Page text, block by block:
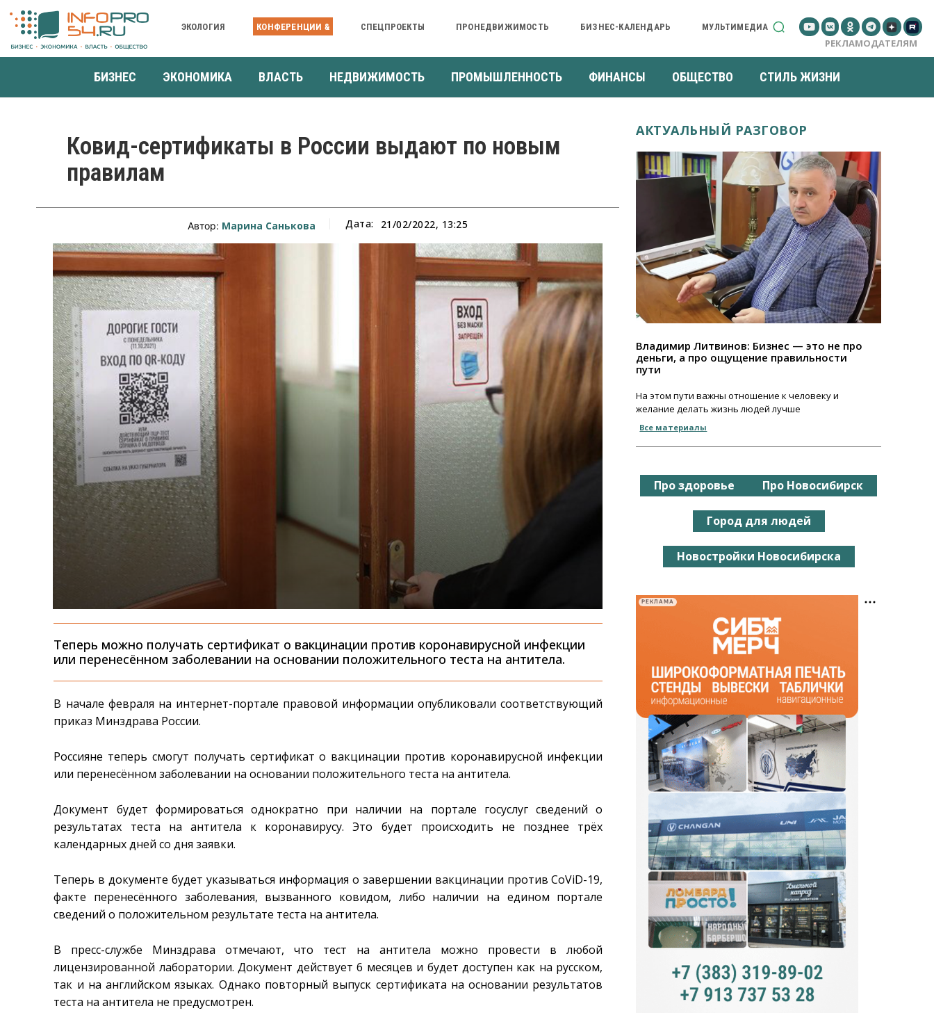
ЭКОЛОГИЯ КОНФЕРЕНЦИИ & СПЕЦПРОЕКТЫ ПРОНЕДВИЖИМОСТЬ БИЗНЕС-КАЛЕНДАРЬ МУЛЬТИМЕДИА
РЕКЛАМОДАТЕЛЯМ
БИЗНЕС ЭКОНОМИКА ВЛАСТЬ НЕДВИЖИМОСТЬ ПРОМЫШЛЕННОСТЬ ФИНАНСЫ ОБЩЕСТВО СТИЛЬ ЖИЗНИ
Ковид-сертификаты в России выдают по новым
правилам
Автор: Марина Санькова Дата: 21/02/2022, 13:25
Теперь можно получать сертификат о вакцинации против коронавирусной инфекции
или перенесённом заболевании на основании положительного теста на антитела.
В начале февраля на интернет-портале правовой информации опубликовали соответствующий
приказ Минздрава России.
Россияне теперь смогут получать сертификат о вакцинации против коронавирусной инфекции
или перенесённом заболевании на основании положительного теста на антитела.
Документ будет формироваться однократно при наличии на портале госуслуг сведений о
результатах теста на антитела к коронавирусу. Это будет происходить не позднее трёх
календарных дней со дня заявки.
Теперь в документе будет указываться информация о завершении вакцинации против CoViD-19,
факте перенесённого заболевания, вызванного ковидом, либо наличии на едином портале
сведений о положительном результате теста на антитела.
В пресс-службе Минздрава отмечают, что тест на антитела можно провести в любой
лицензированной лаборатории. Документ действует 6 месяцев и будет доступен как на русском,
так и на английском языках. Однако повторный выпуск сертификата на основании результатов
теста на антитела не предусмотрен.
АКТУАЛЬНЫЙ РАЗГОВОР
Владимир Литвинов: Бизнес — это не про
деньги, а про ощущение правильности
пути
На этом пути важны отношение к человеку и
желание делать жизнь людей лучше
Все материалы
Про здоровье Про Новосибирск
Город для людей
Новостройки Новосибирска
РЕКЛАМА